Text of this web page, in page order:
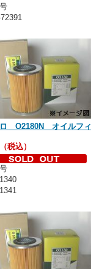
ロ O2180N オイルフィ
税込）